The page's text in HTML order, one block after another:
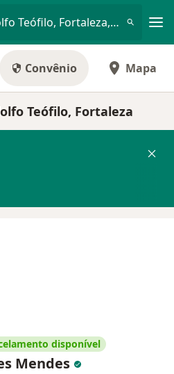
Psiquiatra • Rodolfo Teófilo, Fortaleza, Ceará CE
Convênio Mapa
Teófilo, Fortaleza
disponível
Mendes